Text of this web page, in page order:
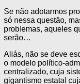
Se não adotarmos
só nessa questão,
problemas, aqueles
serão…
Aliás, não se deve
o modelo político-
centralizado, cuja
gigantismo estatal